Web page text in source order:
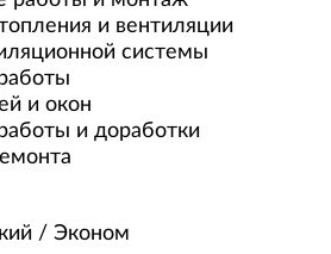
и вентиляции
системы
и окон
и доработки
/ Эконом​